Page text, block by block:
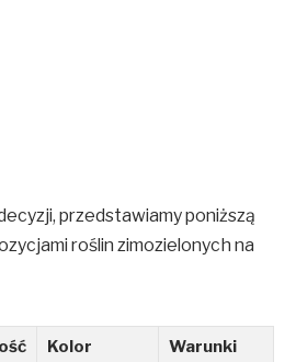
przedstawiamy poniższą
roślin zimozielonych na
Kolor
Warunki